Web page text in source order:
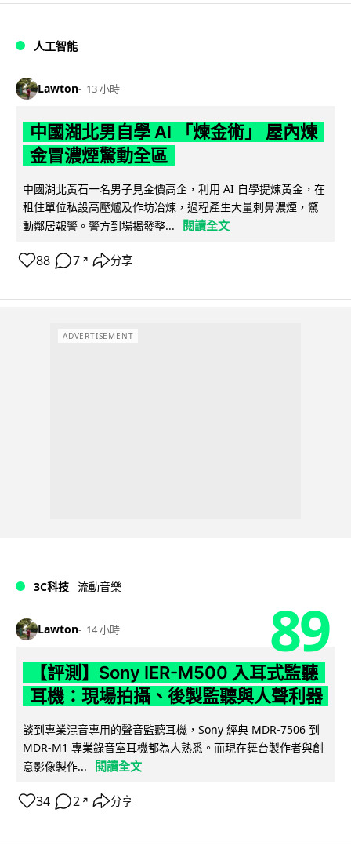
人工智能
Lawton 13 小時
中國湖北男自學 AI 「煉金術」 屋內煉
金冒濃煙驚動全區
中國湖北黃石一名男子見金價高企，利用 AI 自學提煉黃金，在
租住單位私設高壓爐及作坊冶煉，過程產生大量刺鼻濃煙，驚
動鄰居報警。警方到場揭發整...
閱讀全文
88 7 ↗ 分享
ADVERTISEMENT
3C科技 流動音樂
Lawton 14 小時 89
【評測】Sony IER-M500 入耳式監聽
耳機：現場拍攝、後製監聽與人聲利器
談到專業混音專用的聲音監聽耳機，Sony 經典 MDR-7506 到
MDR-M1 專業錄音室耳機都為人熟悉。而現在舞台製作者與創
意影像製作...
閱讀全文
34 2 ↗ 分享